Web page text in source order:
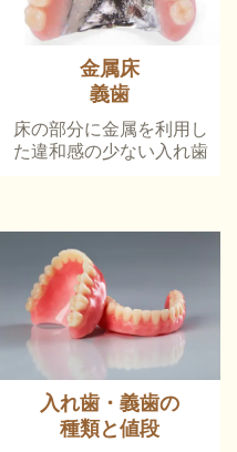
金属床
義歯
床の部分に金属を利用し
た違和感の少ない入れ歯
入れ歯・義歯の
種類と値段